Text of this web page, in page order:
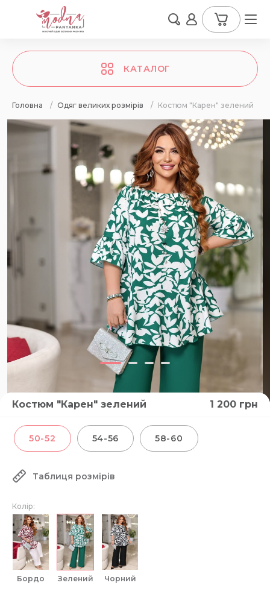
КАТАЛОГ
Головна / Одяг великих розмірів / Костюм "Карен" зелений
Костюм "Карен" зелений 1 200 грн
50-52 54-56 58-60
Таблиця розмірів
Колір:
бордо зелений чорний